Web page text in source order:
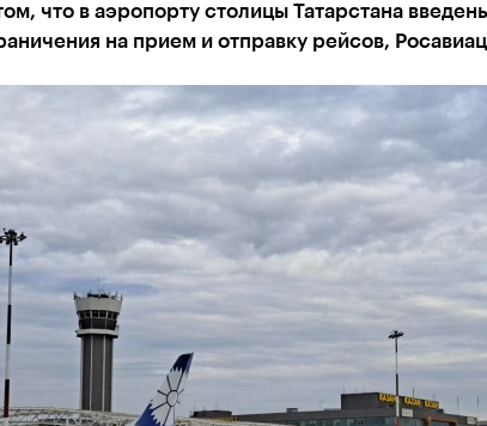
что в аэропорту столицы Татарстана
на прием и отправку рейсов,